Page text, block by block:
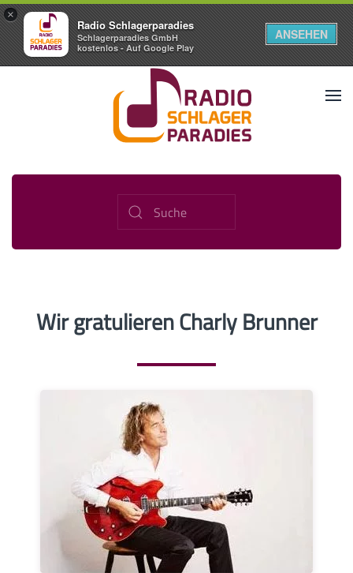
×
Radio Schlagerparadies
Schlagerparadies GmbH
kostenlos - Auf Google Play
ANSEHEN
Wir gratulieren Charly Brunner